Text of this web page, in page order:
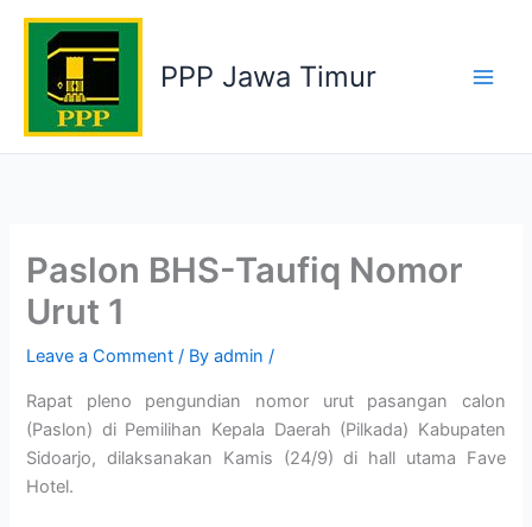
Skip
content
PPP Jawa Timur
Paslon BHS-Taufiq Nomor
Urut 1
Leave a Comment / Byadmin/
Rapat pleno pengundian nomor urut pasangan calon
(Paslon) di Pemilihan Kepala Daerah (Pilkada) Kabupaten
Sidoarjo, dilaksanakan Kamis (24/9) di hall utama Fave
Hotel.